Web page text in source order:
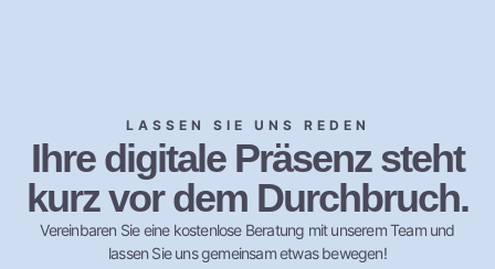
LASSEN SIE UNS REDEN
Ihre digitale Präsenz steht
kurz vor dem Durchbruch.
Vereinbaren Sie eine kostenlose Beratung mit unserem Team und
lassen Sie uns gemeinsam etwas bewegen!